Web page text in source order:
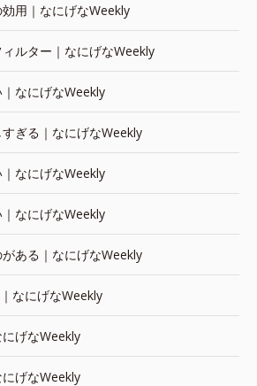
用｜なにげなWeekly
ルター｜なにげなWeekly
なにげなWeekly
ぎる｜なにげなWeekly
なにげなWeekly
なにげなWeekly
ある｜なにげなWeekly
なにげなWeekly
げなWeekly
げなWeekly